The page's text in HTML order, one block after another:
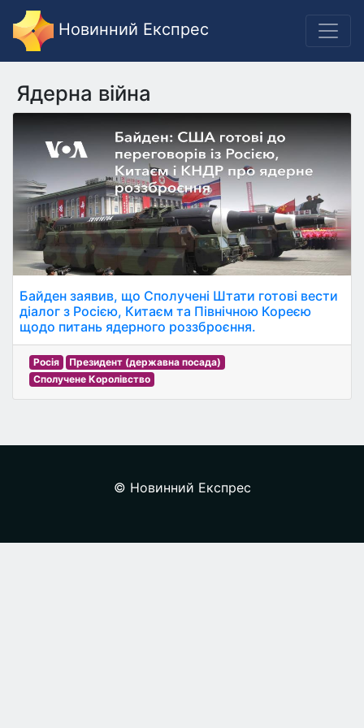
Новинний Експрес
Ядерна війна
Байден заявив, що Сполучені Штати готові вести
діалог з Росією, Китаєм та Північною Кореєю
щодо питань ядерного роззброєння.
Росія
Президент (державна посада)
Сполучене Королівство
© Новинний Експрес